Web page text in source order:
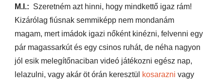
M.I.: Szeretném azt hinni, hogy mindkettő igaz rám!
Kizárólag fiúsnak semmiképp nem mondanám
magam, mert imádok igazi nőként kinézni, felvenni egy
pár magassarkút és egy csinos ruhát, de néha nagyon
jól esik melegítőnaciban videó játékozni egész nap,
lelazulni, vagy akár öt órán keresztül
kosarazni vagy